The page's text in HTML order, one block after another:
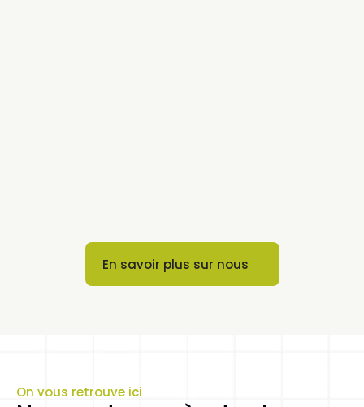
En savoir plus sur nous
On vous retrouve ici